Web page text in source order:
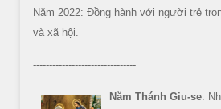
Năm 2022: Đồng hành với người trẻ
và xã hội.
--------------------------------
Năm Thánh Giu-se: